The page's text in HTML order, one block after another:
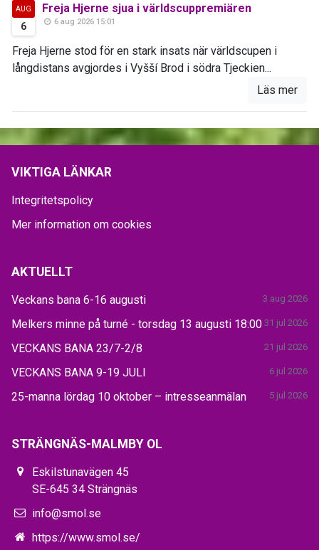
AUG
6
Freja Hjerne sjua i världscuppremiären
6 aug 2026 15:01
Freja Hjerne stod för en stark insats när världscupen i
långdistans avgjordes i Vyšší Brod i södra Tjeckien...
Läs mer
VIKTIGA LÄNKAR
Integritetspolicy
Mer information om cookies
AKTUELLT
Veckans bana 6-16 augusti 3 aug 2026
Melkers minne på turné - torsdag 13 augusti 18:00 31 jul 2026
VECKANS BANA 23/7-2/8 21 jul 2026
VECKANS BANA 9-19 JULI 6 jul 2026
25-manna lördag 10 oktober – intresseanmälan 5 jul 2026
STRÄNGNÄS-MALMBY OL
Eskilstunavägen 45
SE-645 34 Strängnäs
info@smol.se
https://www.smol.se/